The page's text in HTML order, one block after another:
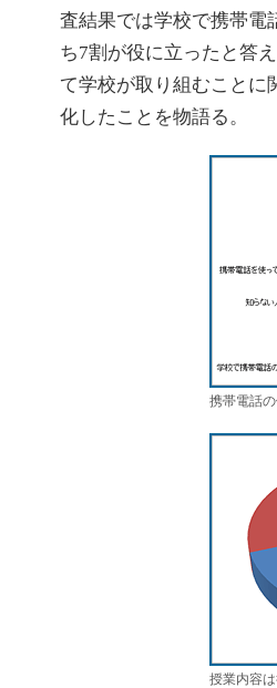
査結果では学校で携帯電
ち7割が役に立ったと答
て学校が取り組むことに
化したことを物語る。
携帯電話
授業内容は